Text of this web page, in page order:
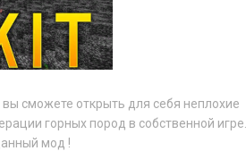
сможете открыть для себя неплохие
горных пород в собственной игре.
мод !